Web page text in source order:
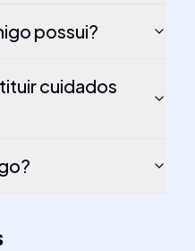
possui?
cuidados